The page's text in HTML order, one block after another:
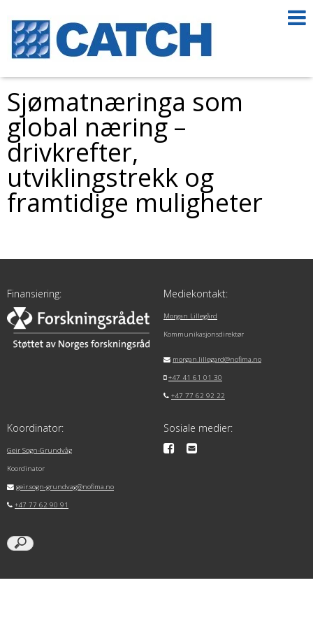
Sjømatnæringa som
global næring –
drivkrefter,
utviklingstrekk og
framtidige muligheter
Finansiering: Mediekontakt:
Morgan Lillegård
Kommunikasjonsdirektør
morgan.lillegard@nofima.no
+47 41 61 01 30
+47 77 62 92 22
Koordinator:
Geir Sogn-Grundvåg
Koordinator
geir.sogn-grundvag@nofima.no
+47 77 62 90 91
Sosiale medier: